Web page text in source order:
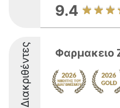
9.4
Διακριθέντες Φαρμακειο